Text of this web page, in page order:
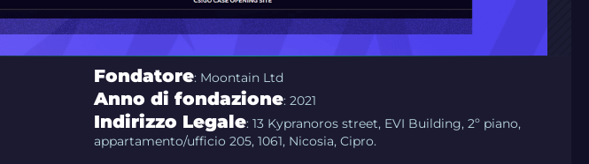
Fondatore: Moontain Ltd
Anno di fondazione: 2021
Indirizzo Legale: 13 Kypranoros street, EVI Building, 2º piano,
appartamento/ufficio 205, 1061, Nicosia, Cipro.